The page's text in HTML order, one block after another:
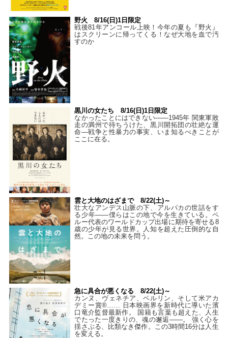
野火 8/16(日)1日限定
戦後81年アンコール上映！今年の夏も『野火』
はスクリーンに帰ってくる！なぜ大地を血で汚
すのか
黒川の女たち 8/16(日)1日限定
なかったことにはできない——1945年 関東軍敗
走の満州で待ちうけた、黒川開拓団の壮絶な運
命―戦争と性暴力の事実、いま知るべきことが
ここに在る。
雲と大地のはざまで 8/22(土)～
壮大なアンデス山脈の下、アルパカの世話をす
る少年――僕らはこの地で今を生きている。ペ
ルー代表のワールドカップ出場に期待を寄せる8
歳の少年が見る世界。人知を超えた圧倒的な自
然。この地の未来を問う。
急に具合が悪くなる 8/22(土)～
カンヌ、ヴェネチア、ベルリン、そして米アカ
デミー賞®…… 日本映画界を新時代に導いた濱
口竜介監督最新作。 国籍も言葉も超えた、人生
でたった一度きりの、魂の邂逅――。 強く心を
揺さぶる、比類なき傑作。この3時間16分は人生
を変える。